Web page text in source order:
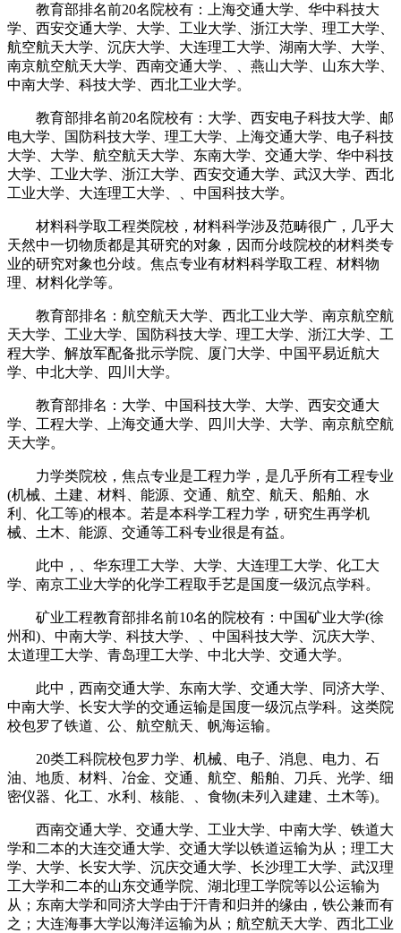
教育部排名前20名院校有：上海交通大学、华中科技大
学、西安交通大学、大学、工业大学、浙江大学、理工大学、
航空航天大学、沉庆大学、大连理工大学、湖南大学、大学、
南京航空航天大学、西南交通大学、、燕山大学、山东大学、
中南大学、科技大学、西北工业大学。
教育部排名前20名院校有：大学、西安电子科技大学、邮
电大学、国防科技大学、理工大学、上海交通大学、电子科技
大学、大学、航空航天大学、东南大学、交通大学、华中科技
大学、工业大学、浙江大学、西安交通大学、武汉大学、西北
工业大学、大连理工大学、、中国科技大学。
材料科学取工程类院校，材料科学涉及范畴很广，几乎大
天然中一切物质都是其研究的对象，因而分歧院校的材料类专
业的研究对象也分歧。焦点专业有材料科学取工程、材料物
理、材料化学等。
教育部排名：航空航天大学、西北工业大学、南京航空航
天大学、工业大学、国防科技大学、理工大学、浙江大学、工
程大学、解放军配备批示学院、厦门大学、中国平易近航大
学、中北大学、四川大学。
教育部排名：大学、中国科技大学、大学、西安交通大
学、工程大学、上海交通大学、四川大学、大学、南京航空航
天大学。
力学类院校，焦点专业是工程力学，是几乎所有工程专业
(机械、土建、材料、能源、交通、航空、航天、船舶、水
利、化工等)的根本。若是本科学工程力学，研究生再学机
械、土木、能源、交通等工科专业很是有益。
此中，、华东理工大学、大学、大连理工大学、化工大
学、南京工业大学的化学工程取手艺是国度一级沉点学科。
矿业工程教育部排名前10名的院校有：中国矿业大学(徐
州和)、中南大学、科技大学、、中国科技大学、沉庆大学、
太道理工大学、青岛理工大学、中北大学、交通大学。
此中，西南交通大学、东南大学、交通大学、同济大学、
中南大学、长安大学的交通运输是国度一级沉点学科。这类院
校包罗了铁道、公、航空航天、帆海运输。
20类工科院校包罗力学、机械、电子、消息、电力、石
油、地质、材料、冶金、交通、航空、船舶、刀兵、光学、细
密仪器、化工、水利、核能、、食物(未列入建建、土木等)。
西南交通大学、交通大学、工业大学、中南大学、铁道大
学和二本的大连交通大学、交通大学以铁道运输为从；理工大
学、大学、长安大学、沉庆交通大学、长沙理工大学、武汉理
工大学和二本的山东交通学院、湖北理工学院等以公运输为
从；东南大学和同济大学由于汗青和归并的缘由，铁公兼而有
之；大连海事大学以海洋运输为从；航空航天大学、西北工业